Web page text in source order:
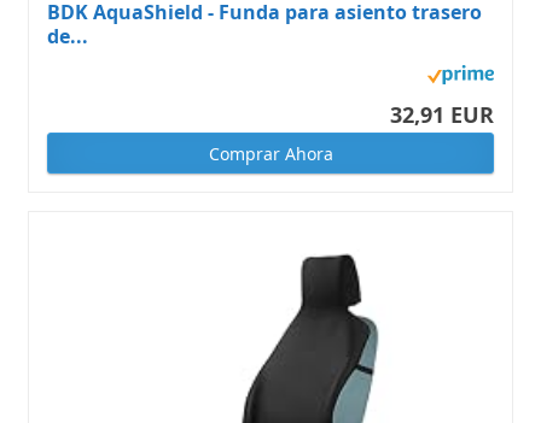
BDK AquaShield - Funda para asiento trasero
de...
32,91 EUR
Comprar Ahora